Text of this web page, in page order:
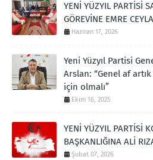
YENİ YÜZYIL PARTİSİ
GÖREVİNE EMRE
Haziran 17, 2026
Yeni Yüzyıl Partisi
Arslan: “Genel af
için olmalı”
Ekim 16, 2025
YENİ YÜZYIL PARTİSİ
BAŞKANLIĞINA ALİ
Şubat 07, 2026